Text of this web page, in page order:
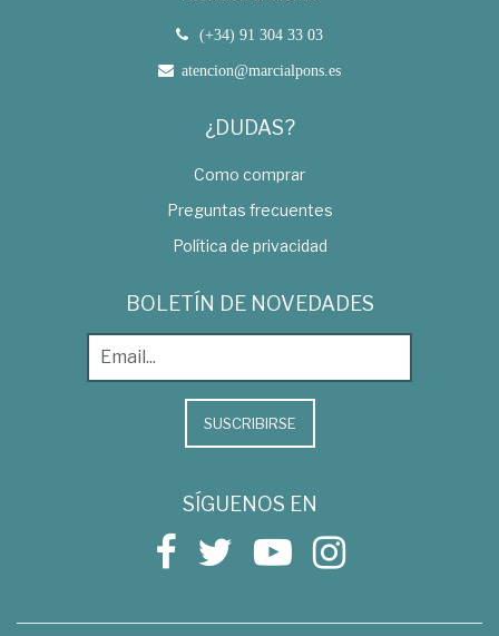
(+34) 91 304 33 03
atencion@marcialpons.es
¿DUDAS?
Como comprar
Preguntas frecuentes
Política de privacidad
BOLETÍN DE NOVEDADES
SUSCRIBIRSE
SÍGUENOS EN